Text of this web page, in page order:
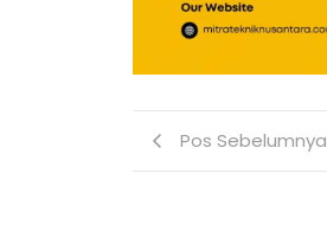
Pos Sebelumnya